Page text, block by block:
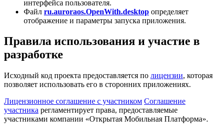
интерфейса пользователя.
Файл ru.auroraos.OpenWith.desktop определяет
отображение и параметры запуска приложения.
Правила использования и участие в
разработке
Исходный код проекта предоставляется по лицензии, которая
позволяет использовать его в сторонних приложениях.
Лицензионное соглашение с участником Соглашение
участника регламентирует права, предоставляемые
участниками компании «Открытая Мобильная Платформа».